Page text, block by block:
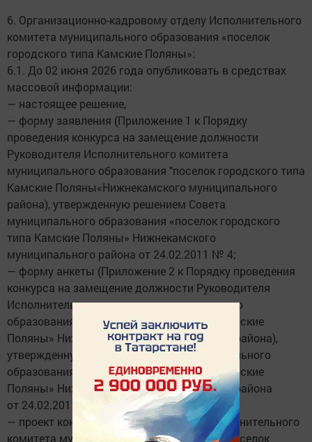
6. Организационно-кадровому отделу Исполнительного
комитета муниципального образования «поселок
городского типа Камские Поляны»:
6.1. До 02 июня 2026 года опубликовать в средствах
массовой информации:
— настоящее решение,
— форму заявления (Приложение 1 к Порядку
проведения конкурса на замещение должности
Руководителя Исполнительного комитета
муниципального образования "поселок городского типа
Камские Поляны«Нижнекамского муниципального
района), утвержденную решением Совета
муниципального образования «поселок городского
типа Камские Поляны» Нижнекамского
муниципального района от 24.02.2011 № 4;
— форму анкеты (Приложение 2 к Порядку проведения
конкурса на замещение должности Руководителя
Исполнительного комитета муниципального
образования «поселок городского типа Камские
Поляны» Нижнекамского муниципального района),
утвержденную решением Совета муниципального
образования «поселок городского типа Камские
Поляны» Нижнекамского муниципального района
от 24.02.2011 № 4;
— проект контракта с Руководителем Исполнительного
комитета муниципального образования «поселок